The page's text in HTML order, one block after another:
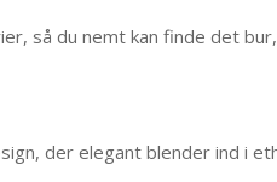
så du nemt kan finde det
der elegant blender ind i